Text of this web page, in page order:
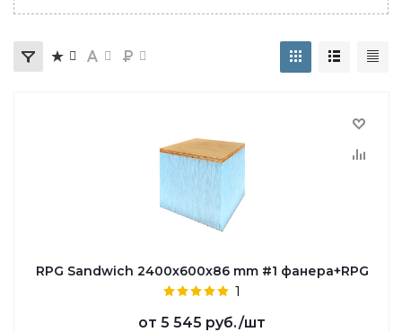
RPG Sandwich 2400х600х86 mm #1 фанера+RPG
1
от 5 545 руб./шт